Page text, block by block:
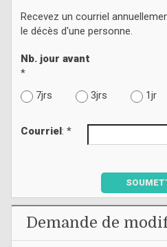
Recevez un courriel
le décès d'une personne.
Nb. jour avant
*
7jrs
3jrs 1jr
Courriel: *
Demande de